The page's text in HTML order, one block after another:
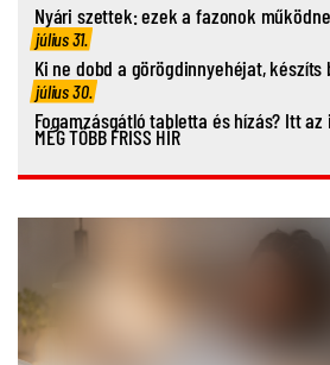
Nyári szettek: ezek a fazonok
július 31.
Ki ne dobd a görögdinnyehéjat, készíts
július 30.
Fogamzásgátló tabletta és hízás? Itt az
MÉG TÖBB FRISS HÍR